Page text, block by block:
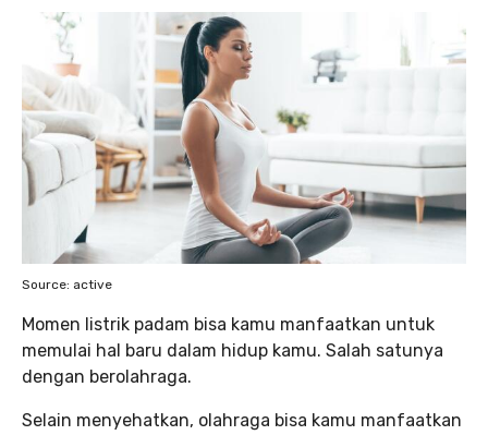
Source: active
Momen listrik padam bisa kamu manfaatkan untuk
memulai hal baru dalam hidup kamu. Salah satunya
dengan berolahraga.
Selain menyehatkan, olahraga bisa kamu manfaatkan